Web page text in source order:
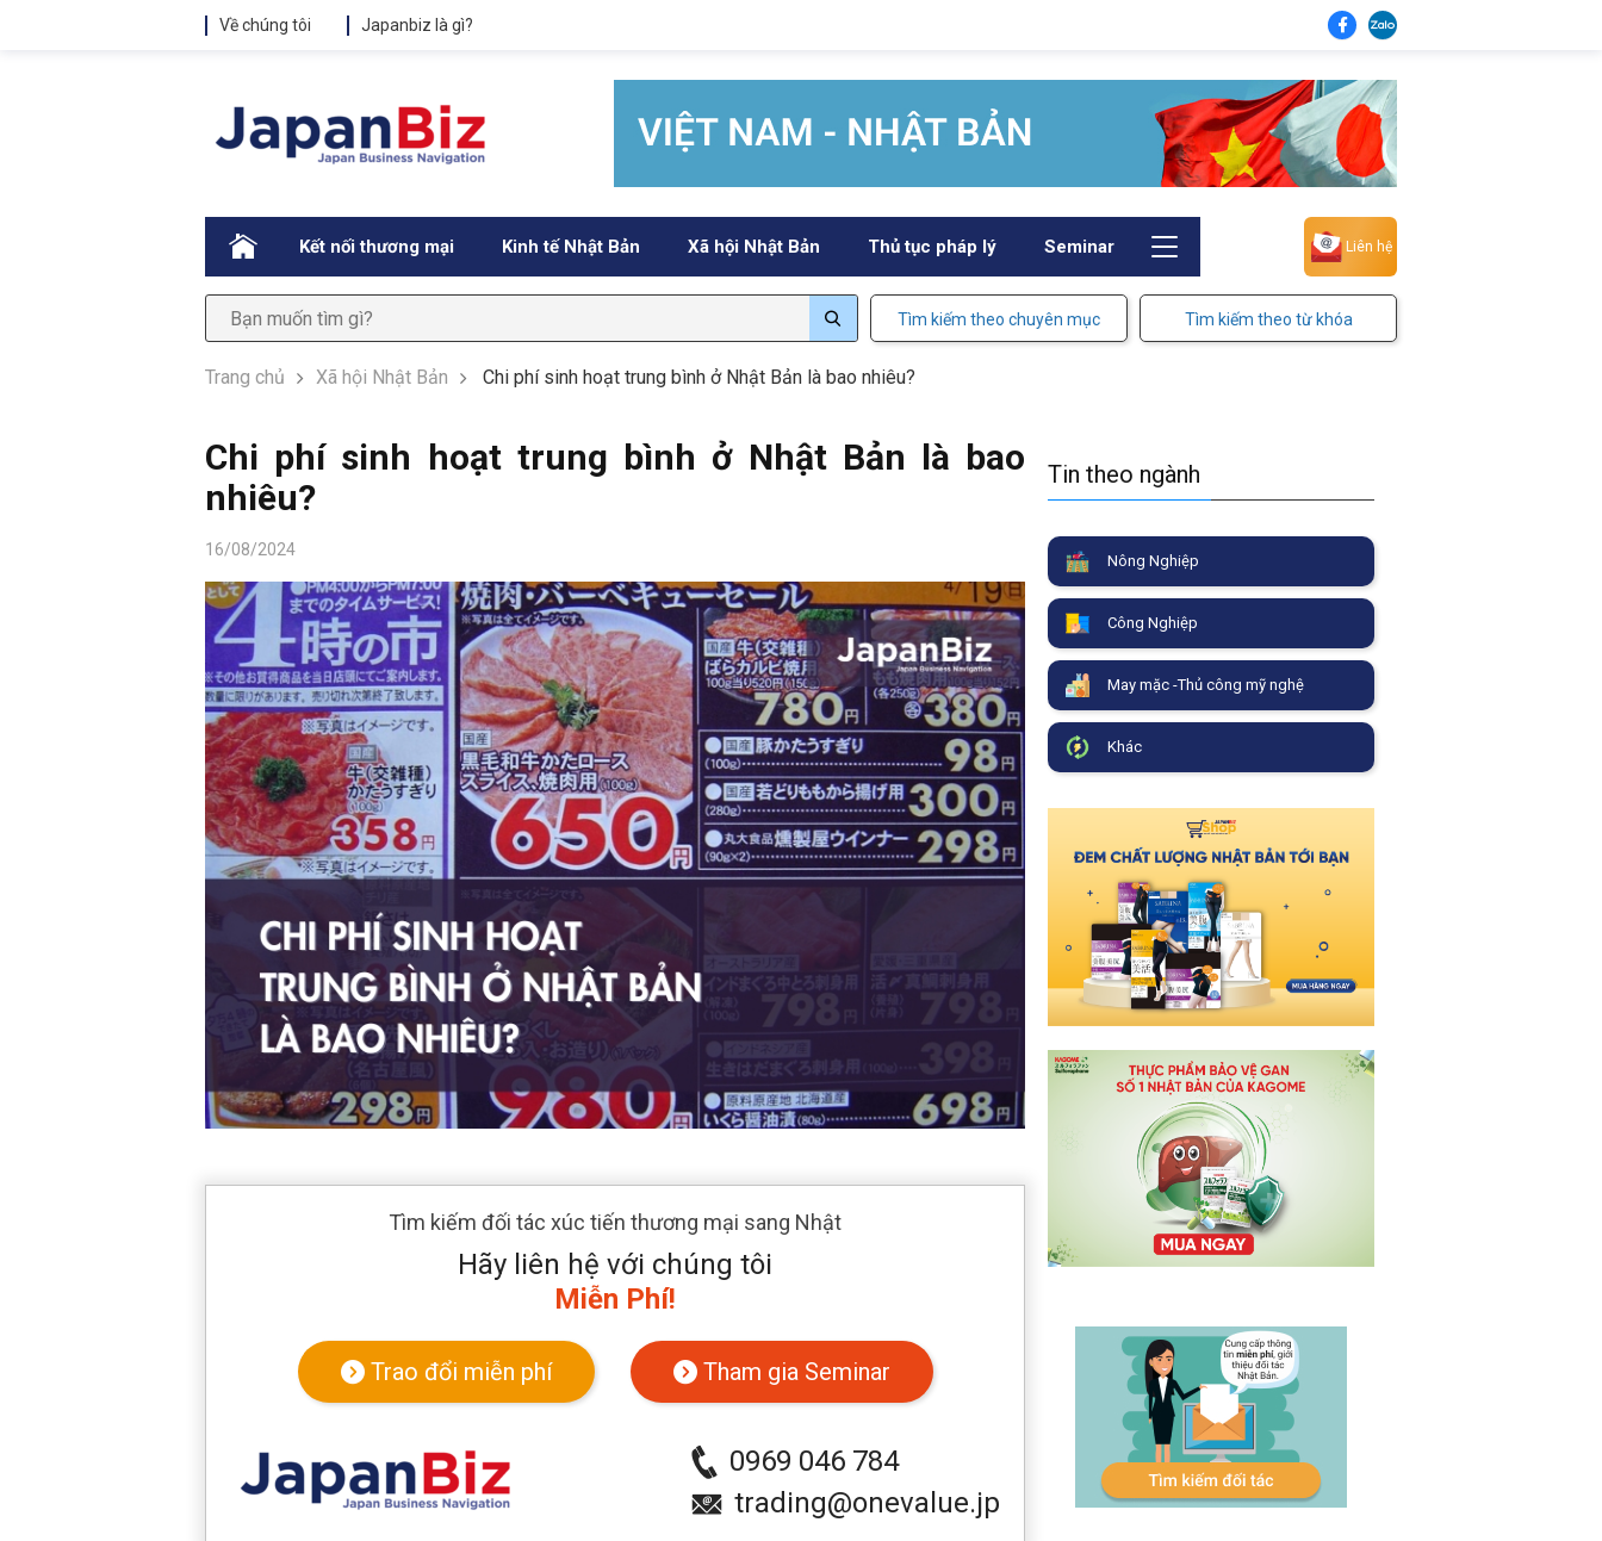
Về chúng tôi Japanbiz là gì?
. Kết nối thương mại Kinh tế Nhật Bản Xã hội Nhật Bản Thủ tục pháp lý Seminar Liên hệ
Tìm kiếm theo chuyên mục Tìm kiếm theo từ khóa
Trang chủ Xã hội Nhật Bản Chi phí sinh hoạt trung bình ở Nhật Bản là bao nhiêu?
Chi phí sinh hoạt trung bình ở Nhật Bản là bao
nhiêu?
16/08/2024
Tìm kiếm đối tác xúc tiến thương mại sang Nhật
Hãy liên hệ với chúng tôi
Miễn Phí!
Trao đổi miễn phí Tham gia Seminar
0969 046 784
trading@onevalue.jp
Tin theo ngành
Nông Nghiệp
Công Nghiệp
May mặc -Thủ công mỹ nghệ
Khác